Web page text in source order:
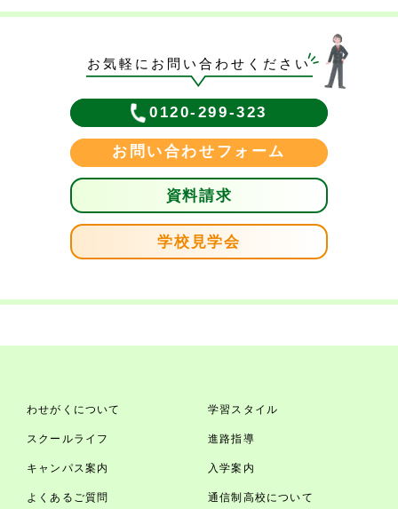
お気軽にお問い合わせください
0120-299-323
お問い合わせフォーム
資料請求
学校見学会
わせがくについて 学習スタイル
スクールライフ 進路指導
キャンパス案内 入学案内
よくあるご質問 通信制高校について